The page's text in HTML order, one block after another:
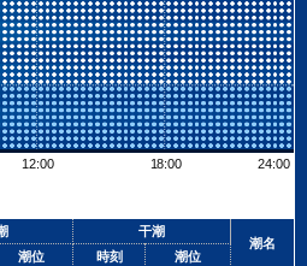
12:00 18:00 24:00
干潮
潮名
潮位 時刻 潮位